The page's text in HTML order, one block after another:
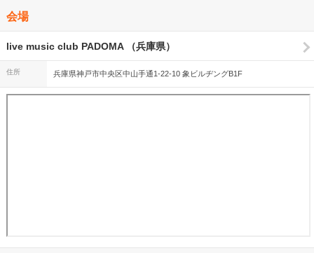
会場
live music club PADOMA （兵庫県）
住所 兵庫県神戸市中央区中山手通1-22-10 象ビルヂングB1F